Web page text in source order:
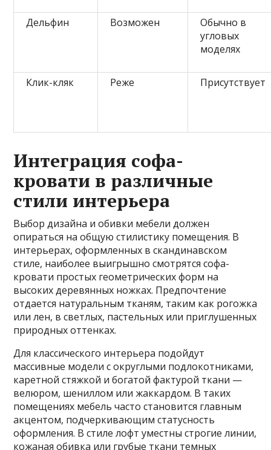
Дельфин Возможен
Обычно в
угловых
моделях
Клик-кляк Реже Присутствует
Интеграция софа-
кровати в различные
стили интерьера
Выбор дизайна и обивки мебели должен
опираться на общую стилистику помещения. В
интерьерах, оформленных в скандинавском
стиле, наиболее выигрышно смотрятся софа-
кровати простых геометрических форм на
высоких деревянных ножках. Предпочтение
отдается натуральным тканям, таким как рогожка
или лен, в светлых, пастельных или приглушенных
природных оттенках.
Для классического интерьера подойдут
массивные модели с округлыми подлокотниками,
каретной стяжкой и богатой фактурой ткани —
велюром, шениллом или жаккардом. В таких
помещениях мебель часто становится главным
акцентом, подчеркивающим статусность
оформления. В стиле лофт уместны строгие линии,
кожаная обивка или грубые ткани темных